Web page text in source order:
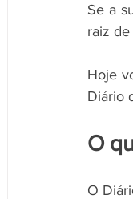
Se a
raiz
Hoje
Diário
O
O